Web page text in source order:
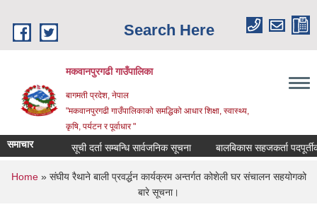
Search Here
मकवानपुरगढी गाउँपालिका
बागमती प्रदेश, नेपाल
"मकवानपुरगढी गाउँपालिकाको समद्धिको आधार शिक्षा, स्‍वास्‍थ्‍य,
कृषि, पर्यटन र पूर्वाधार "
समाचार सूची दर्ता सम्बन्धि सार्वजनिक सूचना बालबिकास सहजकर्ता पदपूर्तीका
You are here
Home» संघीय रैथाने बाली प्रवर्द्धन कार्यक्रम अन्तर्गत कोशेली घर संचालन सहयोगको
बारे सूचना।